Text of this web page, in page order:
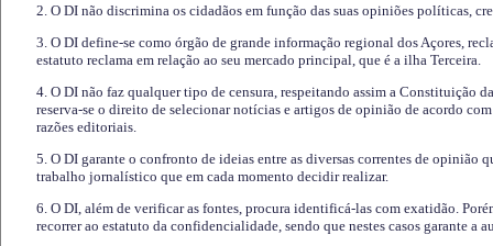
2. O DI não discrimina os cidadãos em função das suas opiniões políticas,
3. O DI define-se como órgão de grande informação regional dos Açores,
estatuto reclama em relação ao seu mercado principal, que é a ilha Terceira.
4. O DI não faz qualquer tipo de censura, respeitando assim a Constituição
reserva-se o direito de selecionar notícias e artigos de opinião de acordo
razões editoriais.
5. O DI garante o confronto de ideias entre as diversas correntes de opinião
trabalho jornalístico que em cada momento decidir realizar.
6. O DI, além de verificar as fontes, procura identificá-las com exatidão.
recorrer ao estatuto da confidencialidade, sendo que nestes casos garante a